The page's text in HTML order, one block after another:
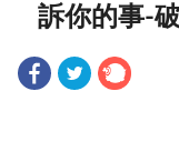
訴你的事-